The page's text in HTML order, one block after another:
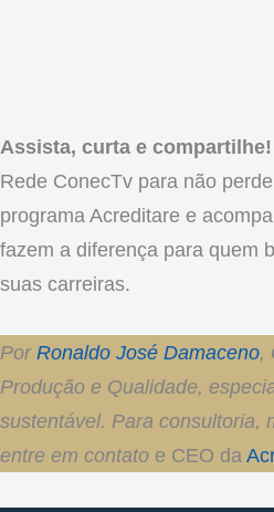
Assista, curta e compartilhe!
Rede ConecTv para não
programa Acreditare e
fazem a diferença para quem
suas carreiras.
PorRonaldo José Damaceno,
Produção e Qualidade,
sustentável. Para consultoria,
entre em contato e CEO da